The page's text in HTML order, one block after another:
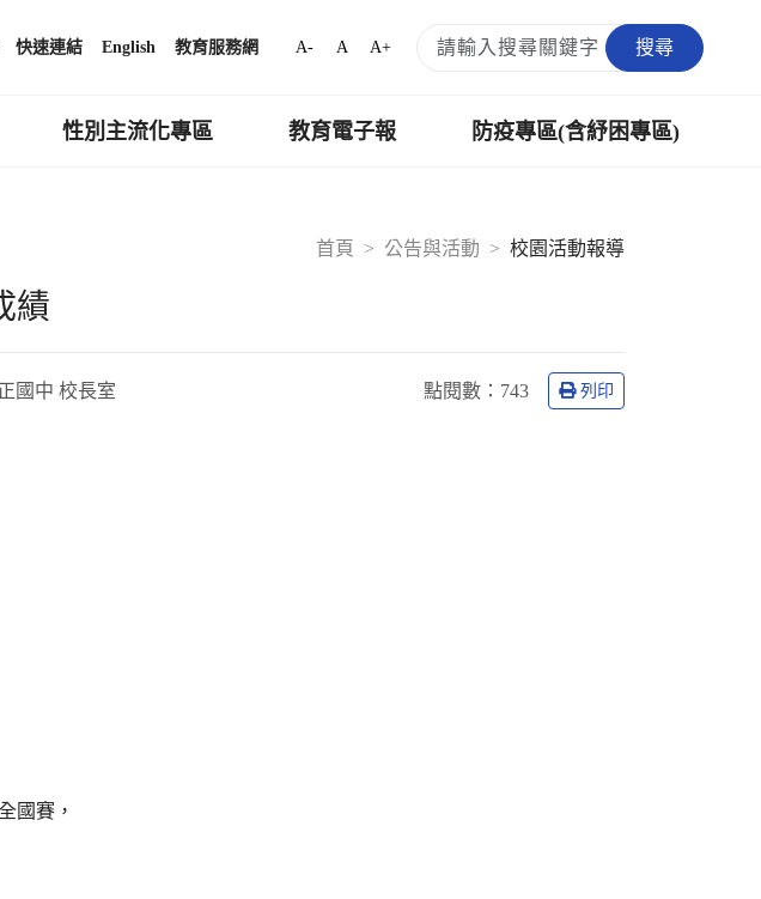
快速連結 English 教育服務網 A- A A+ 搜尋
性別主流化專區 教育電子報 防疫專區(含紓困專區)
首頁
公告與活動 校園活動報導
績
國中 校長室 點閱數： 743 列印
國賽，